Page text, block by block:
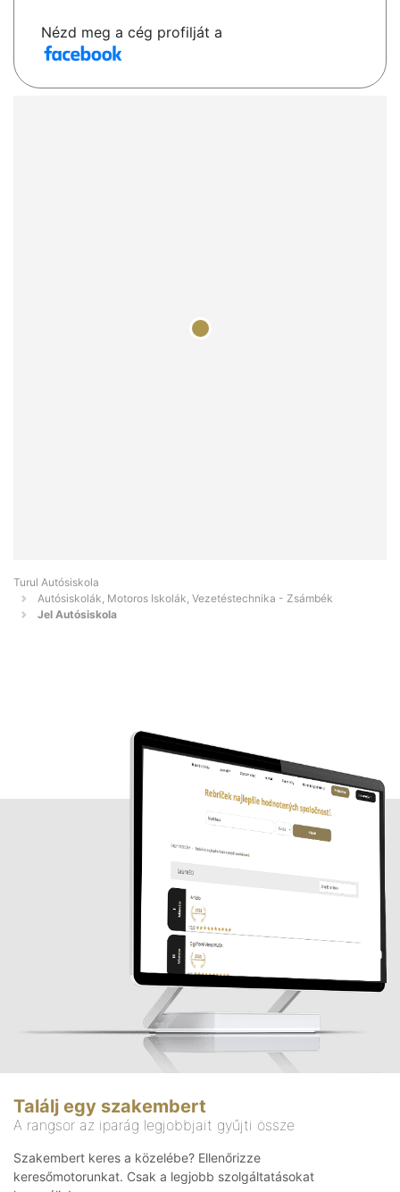
Nézd meg a cég profilját a
Turul Autósiskola
Autósiskolák, Motoros Iskolák, Vezetéstechnika - Zsámbék
Jel Autósiskola
Találj egy szakembert
A rangsor az iparág legjobbjait gyűjti össze
Szakembert keres a közelébe? Ellenőrizze
keresőmotorunkat. Csak a legjobb szolgáltatásokat